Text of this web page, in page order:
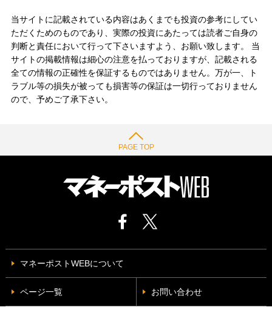
当サイトに記載されている内容はあくまでも投資の参考にしてい
ただくためのものであり、実際の投資にあたっては読者ご自身の
判断と責任において行って下さいますよう、お願い致します。 当
サイトの掲載情報は細心の注意を払っておりますが、記載される
全ての情報の正確性を保証するものではありません。万が一、ト
ラブル等の損失が被っても損害等の保証は一切行っておりません
ので、予めご了承下さい。
PAGE TOP
マネーポストWEBについて
ページ一覧 お問い合わせ